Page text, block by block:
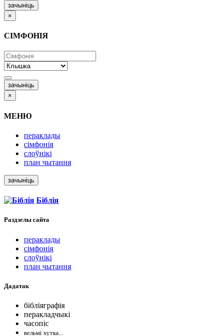
зачыніць
×
СІМФОНІЯ
зачыніць
×
МЕНЮ
пераклады
сімфонія
слоўнікі
план чытання
зачыніць
Біблія
Раздзелы сайта
пераклады
сімфонія
слоўнікі
план чытання
Дадатак
бібліяграфія
перакладчыкі
часопіс
вельмі хутка...